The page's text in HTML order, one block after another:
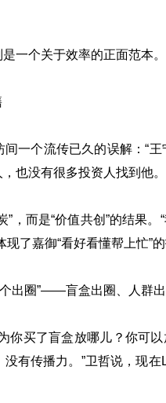
一个关于效率的正面范本。
一个流传已久的误解：“
也没有很多投资人找到他。
”，而是“价值共创”的结果
现了嘉御“看好看懂帮上忙
出圈”——盲盒出圈、人群
你买了盲盒放哪儿？你可
有传播力。”卫哲说，现